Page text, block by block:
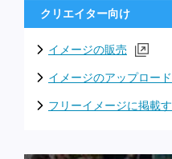
クリエイター向け
イメージの販売
イメージのアップロード
フリーイメージに掲載